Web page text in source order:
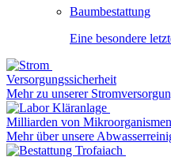
Baumbestattung
Eine besondere
Versorgungssicherheit
Mehr zu unserer
Milliarden von Mikroorganismen
Mehr über unsere